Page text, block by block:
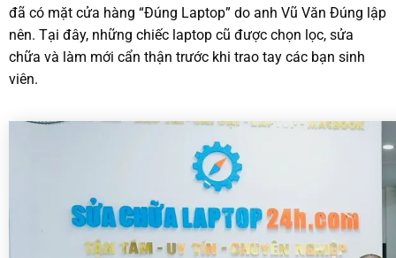
đã có mặt cửa hàng “Đúng Laptop” do anh Vũ Văn Đúng lập
nên. Tại đây, những chiếc laptop cũ được chọn lọc, sửa
chữa và làm mới cẩn thận trước khi trao tay các bạn sinh
viên.